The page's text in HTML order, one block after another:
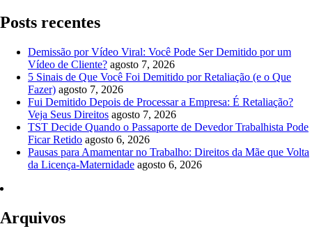
Posts recentes
Demissão por Vídeo Viral: Você Pode Ser Demitido por um
Vídeo de Cliente? agosto 7, 2026
5 Sinais de Que Você Foi Demitido por Retaliação (e o Que
Fazer) agosto 7, 2026
Fui Demitido Depois de Processar a Empresa: É Retaliação?
Veja Seus Direitos agosto 7, 2026
TST Decide Quando o Passaporte de Devedor Trabalhista Pode
Ficar Retido agosto 6, 2026
Pausas para Amamentar no Trabalho: Direitos da Mãe que Volta
da Licença-Maternidade agosto 6, 2026
Arquivos